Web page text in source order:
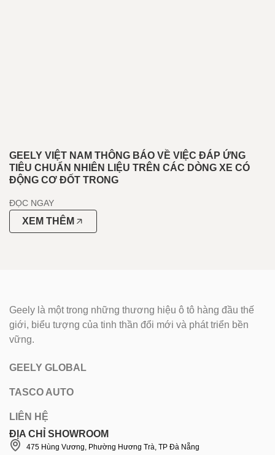
GEELY VIỆT NAM THÔNG BÁO VỀ VIỆC ĐÁP ỨNG
TIÊU CHUẨN NHIÊN LIỆU TRÊN CÁC DÒNG XE CÓ
ĐỘNG CƠ ĐỐT TRONG
ĐỌC NGAY
XEM THÊM
Geely là một trong những thương hiệu ô tô hàng đầu thế
giới, biểu tượng của tinh thần đổi mới và phát triển bền
vững.
GEELY GLOBAL
TASCO AUTO
LIÊN HỆ
ĐỊA CHỈ SHOWROOM
475 Hùng Vương, Phường Hương Trà, TP Đà Nẵng